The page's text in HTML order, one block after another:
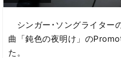
シンガー･ソングライター
曲「鈍色の夜明け」の
た。